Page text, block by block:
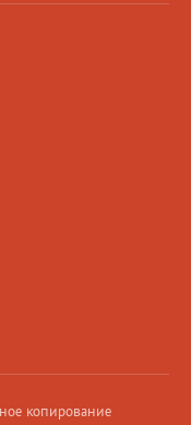
копирование